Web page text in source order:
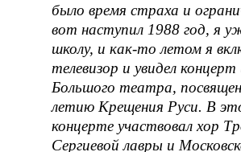
было время страха и
вот наступил 1988 год, я
школу, и как-то летом я
телевизор и увидел концерт
Большого театра,
летию Крещения Руси. В
концерте участвовал хор
Сергиевой лавры и